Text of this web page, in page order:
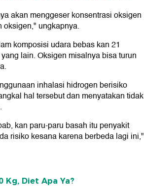
akan menggeser konsentrasi oksigen
ungkapnya.
komposisi udara bebas kan 21
lain. Oksigen misalnya bisa turun
inhalasi hidrogen berisiko
hal tersebut dan menyatakan tidak
kan paru-paru basah itu penyakit
risiko kesana karena berbeda lagi ini,"
Kg, Diet Apa Ya?